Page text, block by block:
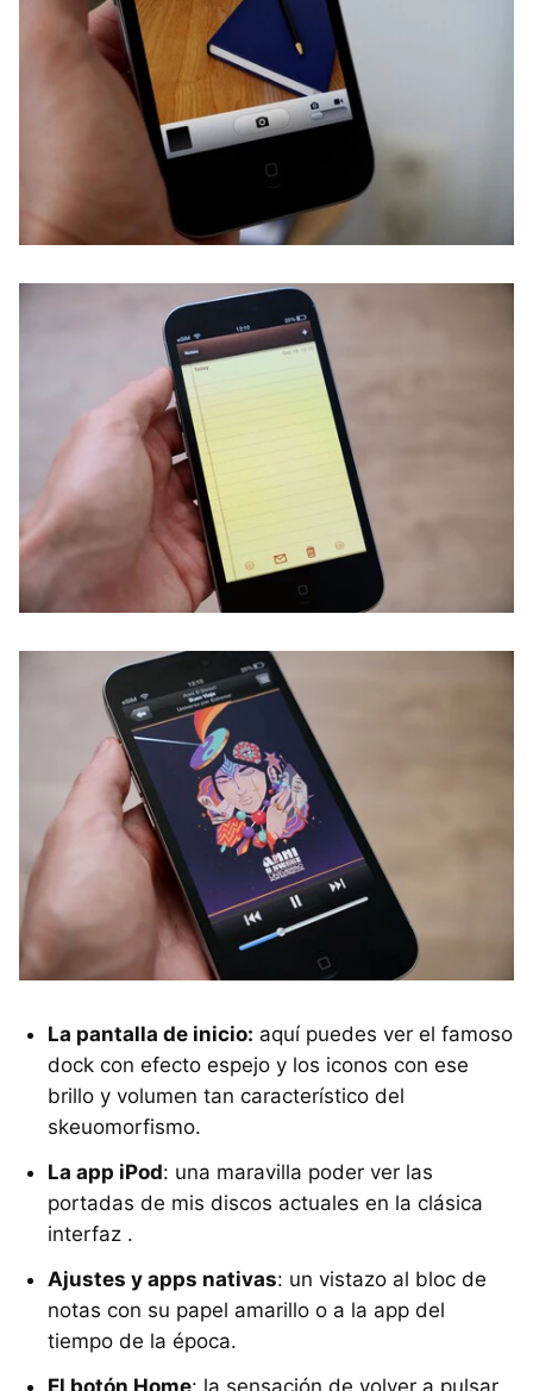
La pantalla de inicio: aquí puedes ver el famoso
dock con efecto espejo y los iconos con ese
brillo y volumen tan característico del
skeuomorfismo.
La app iPod: una maravilla poder ver las
portadas de mis discos actuales en la clásica
interfaz .
Ajustes y apps nativas: un vistazo al bloc de
notas con su papel amarillo o a la app del
tiempo de la época.